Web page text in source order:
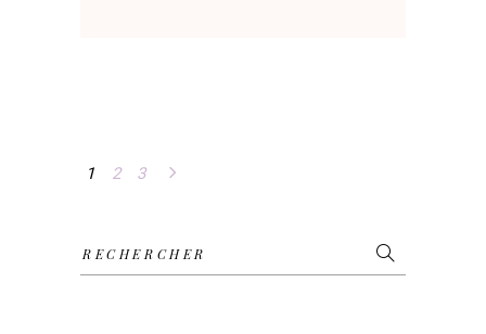
1 2 3
Search
for: